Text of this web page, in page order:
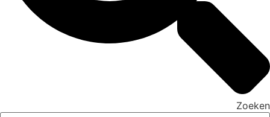
Zoeken